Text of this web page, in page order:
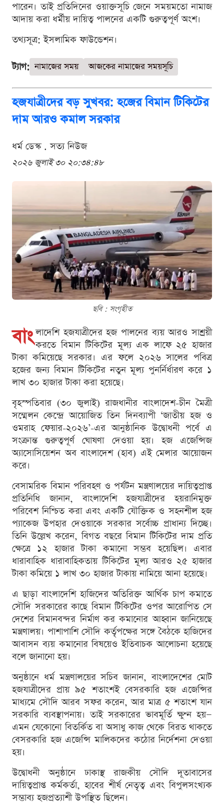
পারেন। তাই প্রতিদিনের ওয়াক্তসূচি জেনে সময়মতো নামাজ
আদায় করা ধর্মীয় দায়িত্ব পালনের একটি গুরুত্বপূর্ণ অংশ।
তথ্যসূত্র: ইসলামিক ফাউন্ডেশন।
ট্যাগ: নামাজের সময় আজকের নামাজের সময়সূচি
হজযাত্রীদের বড় সুখবর: হজের বিমান টিকিটের
দাম আরও কমাল সরকার
ধর্ম ডেস্ক . সত্য নিউজ
২০২৬ জুলাই ৩০ ২০:৩৪:৪৮
ছবি : সংগৃহীত
বাং লাদেশি হজযাত্রীদের হজ পালনের ব্যয় আরও সাশ্রয়ী
করতে বিমান টিকিটের মূল্য এক লাফে ২৫ হাজার
টাকা কমিয়েছে সরকার। এর ফলে ২০২৬ সালের পবিত্র
হজের জন্য বিমান টিকিটের নতুন মূল্য পুনর্নির্ধারণ করে ১
লাখ ৩০ হাজার টাকা করা হয়েছে।
বৃহস্পতিবার (৩০ জুলাই) রাজধানীর বাংলাদেশ-চীন মৈত্রী
সম্মেলন কেন্দ্রে আয়োজিত তিন দিনব্যাপী ‘জাতীয় হজ ও
ওমরাহ ফেয়ার-২০২৬’-এর আনুষ্ঠানিক উদ্বোধনী পর্বে এ
সংক্রান্ত গুরুত্বপূর্ণ ঘোষণা দেওয়া হয়। হজ এজেন্সিজ
অ্যাসোসিয়েশন অব বাংলাদেশ (হাব) এই মেলার আয়োজন
করে।
বেসামরিক বিমান পরিবহণ ও পর্যটন মন্ত্রণালয়ের দায়িত্বপ্রাপ্ত
প্রতিনিধি জানান, বাংলাদেশি হজযাত্রীদের হয়রানিমুক্ত
পরিবেশ নিশ্চিত করা এবং একটি যৌক্তিক ও সহনশীল হজ
প্যাকেজ উপহার দেওয়াকে সরকার সর্বোচ্চ প্রাধান্য দিচ্ছে।
তিনি উল্লেখ করেন, বিগত বছরে বিমান টিকিটের দাম প্রতি
ক্ষেত্রে ১২ হাজার টাকা কমানো সম্ভব হয়েছিল। এবার
ধারাবাহিক ধারাবাহিকতায় টিকিটের মূল্য আরও ২৫ হাজার
টাকা কমিয়ে ১ লাখ ৩০ হাজার টাকায় নামিয়ে আনা হয়েছে।
এ ছাড়া বাংলাদেশি হাজিদের অতিরিক্ত আর্থিক চাপ কমাতে
সৌদি সরকারের কাছে বিমান টিকিটের ওপর আরোপিত সে
দেশের বিমানবন্দর নির্মাণ কর কমানোর আহ্বান জানিয়েছে
মন্ত্রণালয়। পাশাপাশি সৌদি কর্তৃপক্ষের সঙ্গে বৈঠকে হাজিদের
আবাসন ব্যয় কমানোর বিষয়েও ইতিবাচক আলোচনা হয়েছে
বলে জানানো হয়।
অনুষ্ঠানে ধর্ম মন্ত্রণালয়ের সচিব জানান, বাংলাদেশের মোট
হজযাত্রীদের প্রায় ৯৫ শতাংশই বেসরকারি হজ এজেন্সির
মাধ্যমে সৌদি আরব সফর করেন, আর মাত্র ৫ শতাংশ যান
সরকারি ব্যবস্থাপনায়। তাই সরকারের ভাবমূর্তি ক্ষুণ্ন হয়—
এমন যেকোনো বিতর্কিত বা অসাধু কাজ থেকে বিরত থাকতে
বেসরকারি হজ এজেন্সি মালিকদের কঠোর নির্দেশনা দেওয়া
হয়।
উদ্বোধনী অনুষ্ঠানে ঢাকাস্থ রাজকীয় সৌদি দূতাবাসের
দায়িত্বপ্রাপ্ত কর্মকর্তা, হাবের শীর্ষ নেতৃত্ব এবং বিপুলসংখ্যক
সম্ভাব্য হজপ্রত্যাশী উপস্থিত ছিলেন।